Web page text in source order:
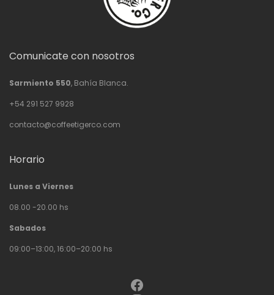
Comunicate con nosotros
Sarmiento 550, Bahía Blanca.
+54 291 527 9928
contacto@coffeetigerco.com
Horario
Lunes a Viernes
08.00 -20.00 hs
Sabados
09:00–13:00, 16:00–20:00 hs
Facebook